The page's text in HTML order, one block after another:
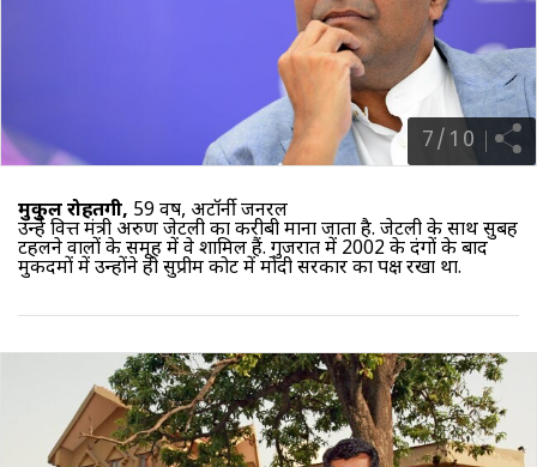
7/ 10
मुकुल रोहतगी, 59 वर्ष, अटॉर्नी जनरल
उन्हें वित्त मंत्री अरुण जेटली का करीबी माना जाता है. जेटली के साथ सुबह
टहलने वालों के समूह में वे शामिल हैं. गुजरात में 2002 के दंगों के बाद
मुकदमों में उन्होंने ही सुप्रीम कोर्ट में मोदी सरकार का पक्ष रखा था.